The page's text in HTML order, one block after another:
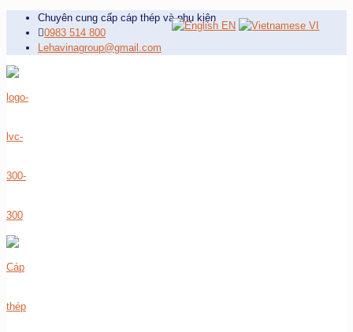
Chuyên cung cấp cáp thép và phụ kiện
0983 514 800
Lehavinagroup@gmail.com
EN VI